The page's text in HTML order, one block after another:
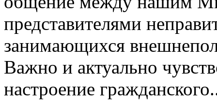
представителями
занимающихся
Важно и актуально
настроение